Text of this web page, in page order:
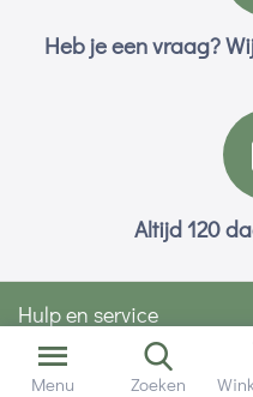
Heb je een vraag?
Altijd 120
Hulp en service
Contact gegevens
Menu Zoeken